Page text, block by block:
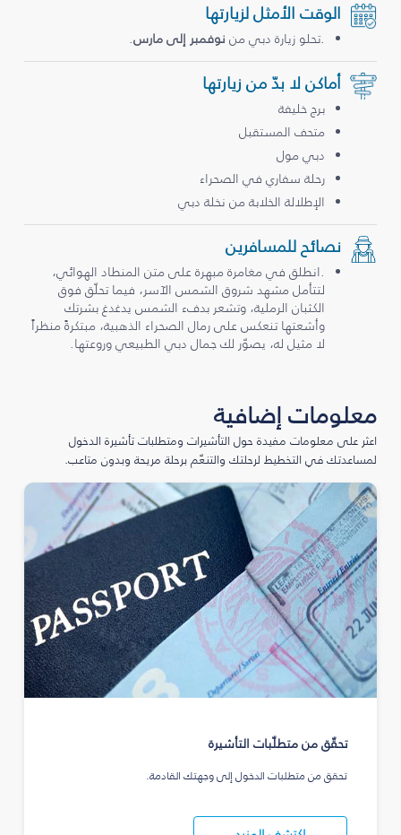
الوقت الأمثل لزيارتها
.تحلو زيارة دبي من نوفمبر إلى مارس.
أماكن لا بدّ من زيارتها
برج خليفة
متحف المستقبل
دبي مول
رحلة سفاري في الصحراء
الإطلالة الخلابة من نخلة دبي
نصائح للمسافرين
.انطلق في مغامرة مبهرة على متن المنطاد الهوائي،
لتتأمل مشهد شروق الشمس الآسر، فيما تحلّق فوق
الكثبان الرملية، وتشعر بدفء الشمس يدغدغ بشرتك
وأشعتها تنعكس على رمال الصحراء الذهبية، مبتكرةً منظراً
لا مثيل له، يصوّر لك جمال دبي الطبيعي وروعتها.
معلومات إضافية
اعثر على معلومات مفيدة حول التأشيرات ومتطلبات تأشيرة الدخول
لمساعدتك في التخطيط لرحلتك والتنعّم برحلة مريحة وبدون متاعب.
تحقّق من متطلّبات التأشيرة
تحقق من متطلبات الدخول إلى وجهتك القادمة.